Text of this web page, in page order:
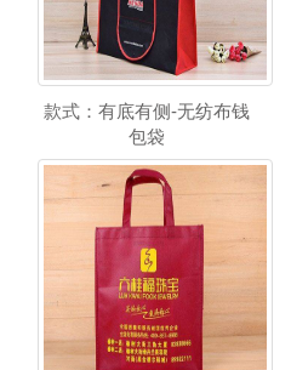
款式：有底有侧-无纺布钱
包袋